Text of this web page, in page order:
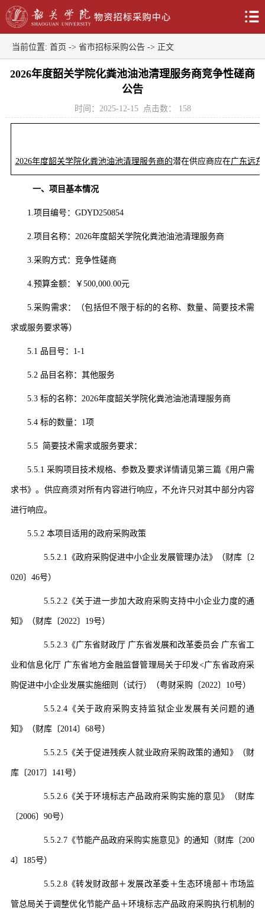
当前位置: 首页 -> 省市招标采购公告 -> 正文
2026年度韶关学院化粪池油池清理服务商竞争性磋商
公告
时间：2025-12-15 点击数： 158
2026年度韶关学院化粪池油池清理服务商的潜在供应商应在广东远
一、项目基本情况
1. 项目编号： GDYD250854
2. 项目名称： 2026年度韶关学院化粪池油池清理服务商
3. 采购方式：竞争性磋商
4. 预算金额：￥ 500,000.00元
5. 采购需求：（包括但不限于标的的名称、数量、简要技术需
求或服务要求等）
5.1 品目号： 1-1
5.2 品目名称： 其他服务
5.3 标的名称： 2026年度韶关学院化粪池油池清理服务商
5.4 标的数量： 1项
5.5 简要技术需求或服务要求：
5.5.1 采购项目技术规格、参数及要求详情请见第三篇《用户需
求书》。供应商须对所有内容进行响应，不允许只对其中部分内容
进行响应。
5.5.2 本项目适用的政府采购政策
5.5.2.1 《政府采购促进中小企业发展管理办法》（财库〔2
020〕46号）
5.5.2.2 《关于进一步加大政府采购支持中小企业力度的通
知》 （财库〔2022〕19号）
5.5.2.3《广东省财政厅广东省发展和改革委员会 广东省工
业和信息化厅 广东省地方金融监督管理局关于印发<广东省政府采
购促进中小企业发展实施细则（试行）（粤财采购〔2022〕10号）
5.5.2.4《关于政府采购支持监狱企业发展有关问题的通
知》 （财库〔2014〕68号）
5.5.2.5《关于促进残疾人就业政府采购政策的通知》（财
库〔2017〕141号）
5.5.2.6《关于环境标志产品政府采购实施的意见》（财库
〔2006〕90号）
5.5.2.7《节能产品政府采购实施意见》的通知（财库〔200
4〕185号）
5.5.2.8《转发财政部＋发展改革委＋生态环境部＋市场监
管总局关于调整优化节能产品＋环境标志产品政府采购执行机制的